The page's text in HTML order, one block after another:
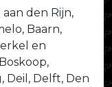
den Rijn,
Baarn,
en
Deil, Delft, Den